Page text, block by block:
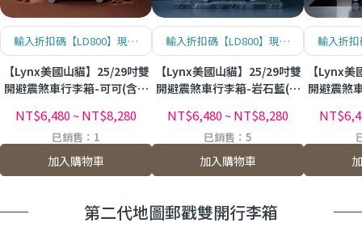
輸入折扣碼【LD800】現折
$1000！數量有限哦！
【Lynx美國山貓】25/29吋雙
開避震煞車行李箱-可可(含贈
NT$6,480~NT$8,280
已銷售：1
加入購物車
輸入折扣碼【LD800】現折
$1000！數量有限哦！
【Lynx美國山貓】25/29吋雙
開避震煞車行李箱-岩石藍(含
NT$6,480~NT$8,280
已銷售：5
加入購物車
輸入折
$1000
【Lynx
開避震煞
第二代地圖郵戳雙開行李箱